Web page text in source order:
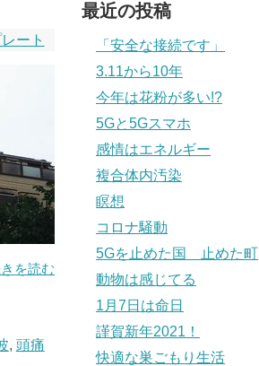
ート
を読む
, 頭痛
最近の投稿
「安全な接続です」
3.11から10年
今年は花粉が多い!?
5Gと5Gスマホ
感情はエネルギー
複合体内汚染
瞑想
コロナ騒動
5Gを止めた国 止めた町
動物は感じてる
1月7日は命日
謹賀新年2021！
快適な巣ごもり生活